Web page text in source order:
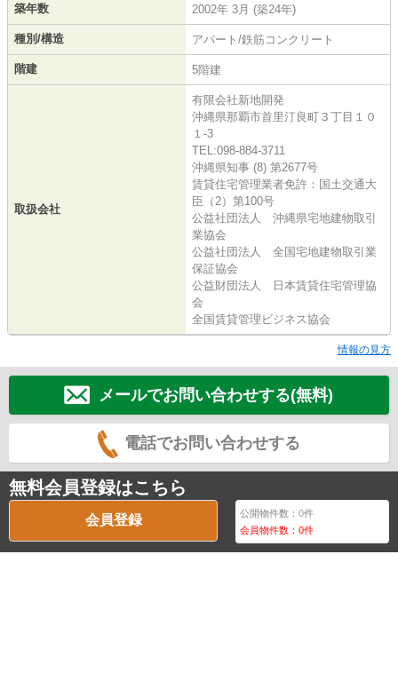
築年数 2002年 3月 (築24年)
種別/構造 アパート/鉄筋コンクリート
階建 5階建
取扱会社
有限会社新地開発
沖縄県那覇市首里汀良町３丁目１０
１-3
TEL:098-884-3711
沖縄県知事 (8) 第2677号
賃貸住宅管理業者免許：国土交通大
臣（2）第100号
公益社団法人 沖縄県宅地建物取引
業協会
公益社団法人 全国宅地建物取引業
保証協会
公益財団法人 日本賃貸住宅管理協
会
全国賃貸管理ビジネス協会
情報の見方
メールでお問い合わせする(無料)
電話でお問い合わせする
無料会員登録はこちら
会員登録 公開物件数：0件
会員物件数：0件